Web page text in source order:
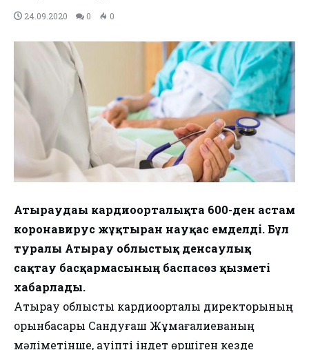
24.09.2020 0 0
Атыраудағы кардиоорталықта 600-ден астам
коронавирус жұқтырған науқас емделді. Бұл
туралы Атырау облыстық денсаулық
сақтау басқармасының баспасөз қызметі
хабарлады.
Атырау облыстық кардиоорталық директорының
орынбасары Сандуғаш Жұмағалиеваның
мәліметінше, қауіпті індет өршіген кезде